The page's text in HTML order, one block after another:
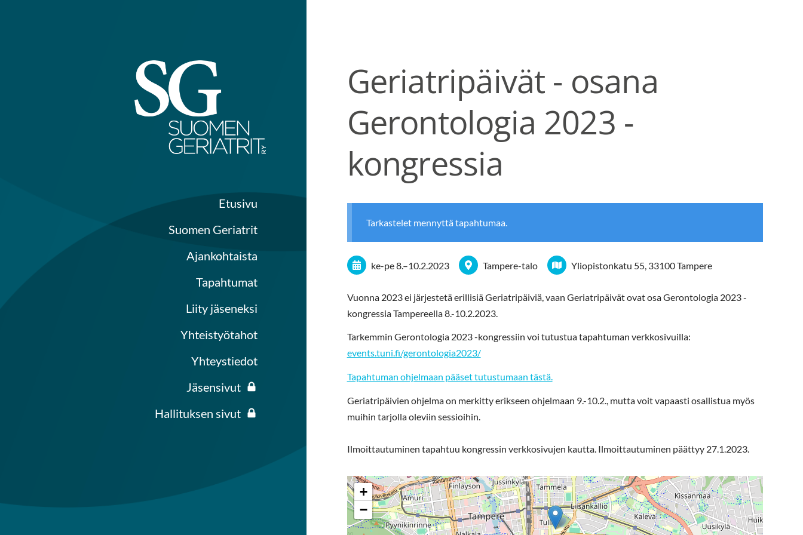
Suomen Geriatrit ry
Etusivu
Suomen Geriatrit
Ajankohtaista
Tapahtumat
Liity jäseneksi
Yhteistyötahot
Yhteystiedot
Jäsensivut
Hallituksen sivut
Geriatripäivät - osana
Gerontologia 2023 -
kongressia
Tarkastelet mennyttä tapahtumaa.
ke-pe8.–10.2.2023 Tampere-talo Yliopistonkatu 55, 33100 Tampere
Vuonna 2023 ei järjestetä erillisiä Geriatripäiviä, vaan Geriatripäivät ovat osa Gerontologia 2023 -
kongressia Tampereella 8.-10.2.2023.
Tarkemmin Gerontologia 2023 -kongressiin voi tutustua tapahtuman verkkosivuilla:
events.tuni.fi/gerontologia2023/
Tapahtuman ohjelmaan pääset tutustumaan tästä.
Geriatripäivien ohjelma on merkitty erikseen ohjelmaan 9.-10.2., mutta voit vapaasti osallistua myös
muihin tarjolla oleviin sessioihin.
Ilmoittautuminen tapahtuu kongressin verkkosivujen kautta. Ilmoittautuminen päättyy 27.1.2023.
+
−